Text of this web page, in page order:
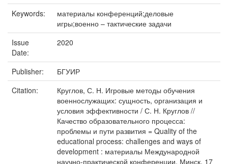
Keywords:
материалы конференций;деловые
игры;военно – тактические задачи
Issue
Date:
2020
Publisher:
БГУИР
Citation:
Круглов, С. Н. Игровые методы обучения
военнослужащих: сущность, организация и
условия эффективности / С. Н. Круглов //
Качество образовательного процесса:
проблемы и пути развития = Quality of the
educational process: challenges and ways of
development : материалы Международной
научно-практической конференции, Минск, 17